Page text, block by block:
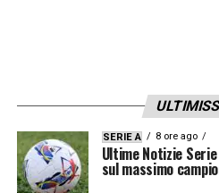
SERIE A 8 ore ago
Ultime Notizie
sul massimo